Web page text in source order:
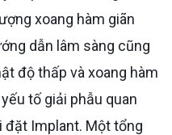
xoang hàm giãn
dẫn lâm sàng cũng
độ thấp và xoang hàm
tố giải phẫu quan
Implant. Một tổng